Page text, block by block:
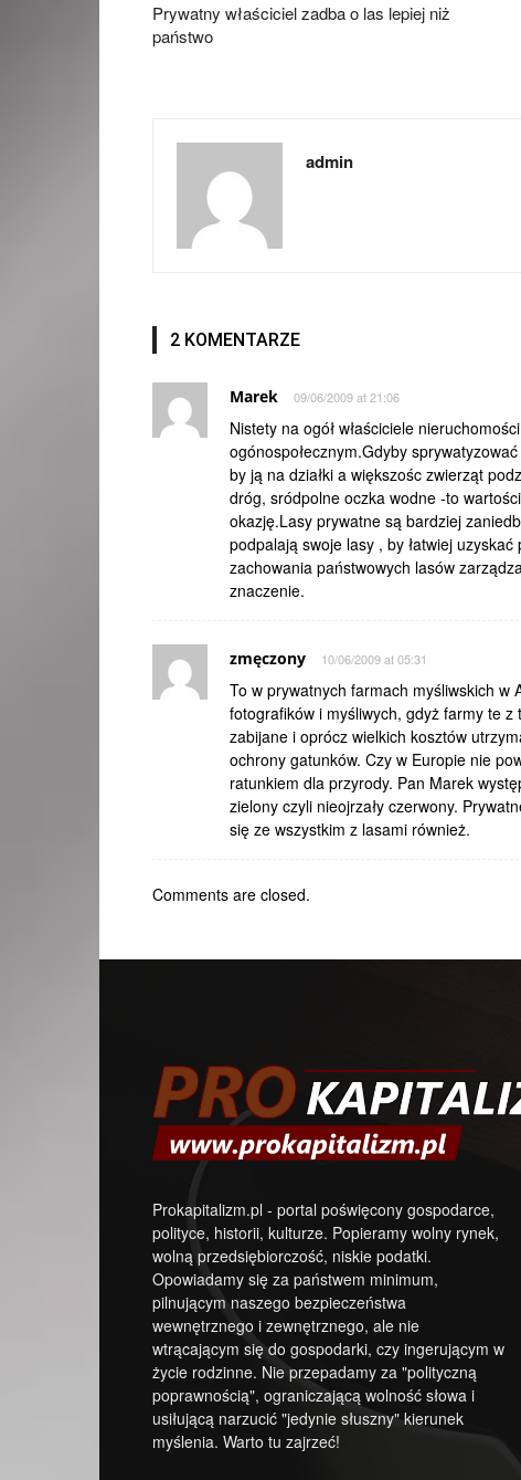
Prywatny właściciel zadba o las lepiej niż
państwo
admin
2 KOMENTARZE
Marek 09/06/2009 at 21:06
Nistety na ogół właściciele
ogónospołecznym.Gdyby
by ją na działki a większośc zwierząt
dróg, sródpolne oczka wodne -to
okazję.Lasy prywatne są bardziej
podpalają swoje lasy , by łatwiej
zachowania państwowych lasów
znaczenie.
zmęczony 10/06/2009 at 05:31
To w prywatnych farmach myśliwskich w
fotografików i myśliwych, gdyż farmy te
zabijane i oprócz wielkich kosztów
ochrony gatunków. Czy w Europie nie
ratunkiem dla przyrody. Pan Marek
zielony czyli nieojrzały czerwony.
się ze wszystkim z lasami również.
Comments are closed.
Prokapitalizm.pl - portal poświęcony gospodarce,
polityce, historii, kulturze. Popieramy wolny rynek,
wolną przedsiębiorczość, niskie podatki.
Opowiadamy się za państwem minimum,
pilnującym naszego bezpieczeństwa
wewnętrznego i zewnętrznego, ale nie
wtrącającym się do gospodarki, czy ingerującym w
życie rodzinne. Nie przepadamy za "polityczną
poprawnością", ograniczającą wolność słowa i
usiłującą narzucić "jedynie słuszny" kierunek
myślenia. Warto tu zajrzeć!